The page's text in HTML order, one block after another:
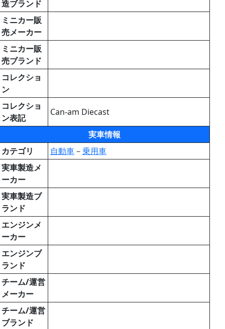
造ブランド
ミニカー販
売メーカー
ミニカー販
売ブランド
コレクショ
ン
コレクショ
ン表記
Can-am Diecast
実車情報
カテゴリ
自動車－乗用車
実車製造メ
ーカー
実車製造ブ
ランド
エンジンメ
ーカー
エンジンブ
ランド
チーム/運営
メーカー
チーム/運営
ブランド